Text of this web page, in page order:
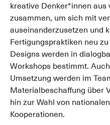
kreative Denker*innen
zusammen, um sich mit
auseinanderzusetzen und
Fertigungspraktiken neu
Designs werden in
Workshops bestimmt.
Umsetzung werden im
Materialbeschaffung über
hin zur Wahl von
Kooperationen.